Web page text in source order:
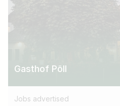
Gasthof Pöll
Jobs advertised